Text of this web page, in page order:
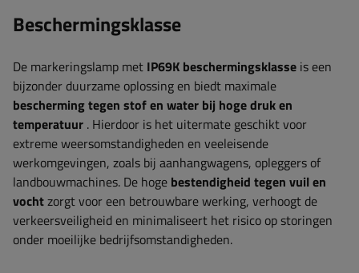
Beschermingsklasse
De markeringslamp met IP69K beschermingsklasse is een
bijzonder duurzame oplossing en biedt maximale
bescherming tegen stof en water bij hoge druk en
temperatuur . Hierdoor is het uitermate geschikt voor
extreme weersomstandigheden en veeleisende
werkomgevingen, zoals bij aanhangwagens, opleggers of
landbouwmachines. De hoge bestendigheid tegen vuil en
vochtzorgt voor een betrouwbare werking, verhoogt de
verkeersveiligheid en minimaliseert het risico op storingen
onder moeilijke bedrijfsomstandigheden.